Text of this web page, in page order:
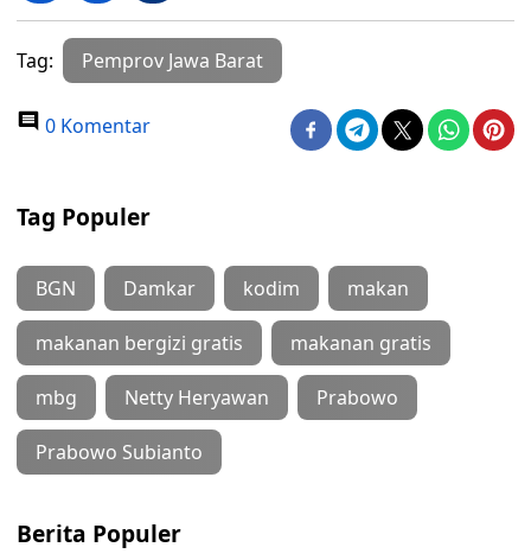
Tag: Pemprov Jawa Barat
0 Komentar
Tag Populer
BGN Damkar kodim makan
makanan bergizi gratis makanan gratis
mbg Netty Heryawan Prabowo
Prabowo Subianto
Berita Populer